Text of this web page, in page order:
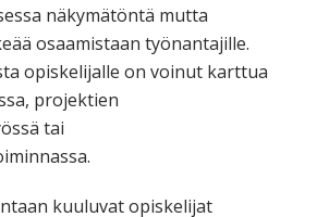
näkymätöntä mutta
osaamistaan työnantajille.
opiskelijalle on voinut karttua
projektien
tai
kuuluvat opiskelijat